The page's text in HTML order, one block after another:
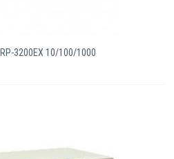
3200EX 10/100/1000